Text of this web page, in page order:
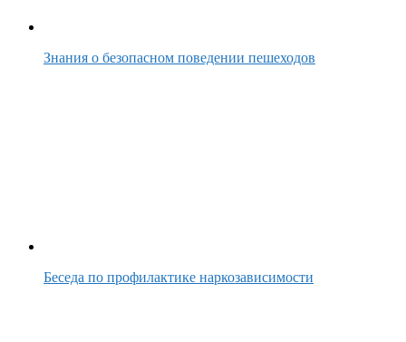
Знания о безопасном поведении пешеходов
Беседа по профилактике наркозависимости